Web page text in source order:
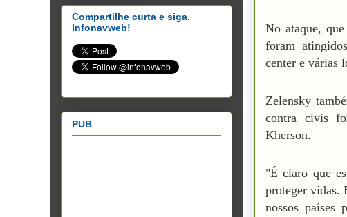
No ataque,
foram
center e várias
Zelensky
contra civis
Kherson.
"É claro que
proteger vidas.
nossos países
Compartilhe curta e siga.
Infonavweb!
PUB